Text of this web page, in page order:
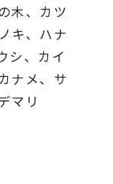
木、カツ
キ、ハナ
シ、カイ
ナメ、サ
マリ